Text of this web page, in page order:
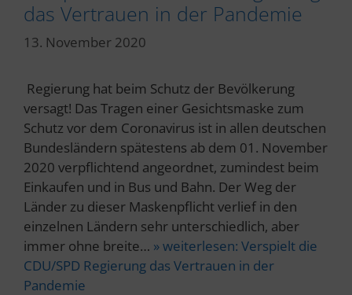
das Vertrauen in der Pandemie
13. November 2020
Regierung hat beim Schutz der Bevölkerung
versagt! Das Tragen einer Gesichtsmaske zum
Schutz vor dem Coronavirus ist in allen deutschen
Bundesländern spätestens ab dem 01. November
2020 verpflichtend angeordnet, zumindest beim
Einkaufen und in Bus und Bahn. Der Weg der
Länder zu dieser Maskenpflicht verlief in den
einzelnen Ländern sehr unterschiedlich, aber
immer ohne breite… » weiterlesen: Verspielt die
CDU/SPD Regierung das Vertrauen in der
Pandemie